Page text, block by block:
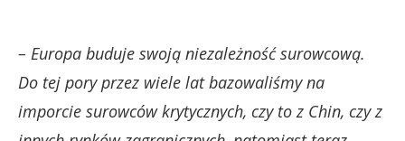
– Europa buduje swoją niezależność surowcową.
Do tej pory przez wiele lat bazowaliśmy na
imporcie surowców krytycznych, czy to z Chin, czy z